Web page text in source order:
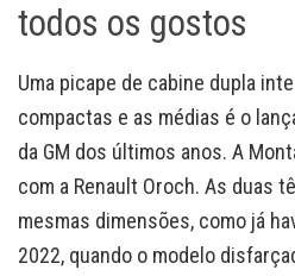
todos os gostos
Uma picape de cabine dupla
compactas e as médias é o
da GM dos últimos anos. A
com a Renault Oroch. As duas
mesmas dimensões, como já
2022, quando o modelo